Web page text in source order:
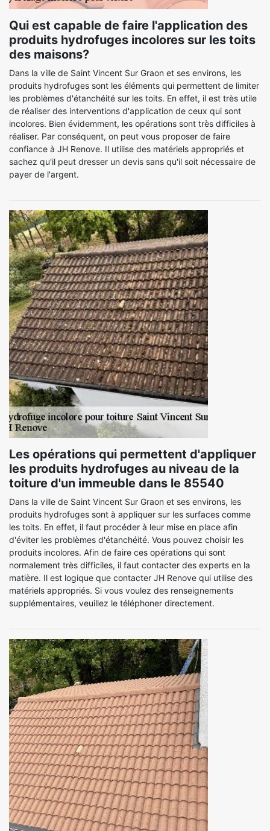
Qui est capable de faire l'application des
produits hydrofuges incolores sur les toits
des maisons?
Dans la ville de Saint Vincent Sur Graon et ses environs, les
produits hydrofuges sont les éléments qui permettent de limiter
les problèmes d'étanchéité sur les toits. En effet, il est très utile
de réaliser des interventions d'application de ceux qui sont
incolores. Bien évidemment, les opérations sont très difficiles à
réaliser. Par conséquent, on peut vous proposer de faire
confiance à JH Renove. Il utilise des matériels appropriés et
sachez qu'il peut dresser un devis sans qu'il soit nécessaire de
payer de l'argent.
Les opérations qui permettent d'appliquer
les produits hydrofuges au niveau de la
toiture d'un immeuble dans le 85540
Dans la ville de Saint Vincent Sur Graon et ses environs, les
produits hydrofuges sont à appliquer sur les surfaces comme
les toits. En effet, il faut procéder à leur mise en place afin
d'éviter les problèmes d'étanchéité. Vous pouvez choisir les
produits incolores. Afin de faire ces opérations qui sont
normalement très difficiles, il faut contacter des experts en la
matière. Il est logique que contacter JH Renove qui utilise des
matériels appropriés. Si vous voulez des renseignements
supplémentaires, veuillez le téléphoner directement.